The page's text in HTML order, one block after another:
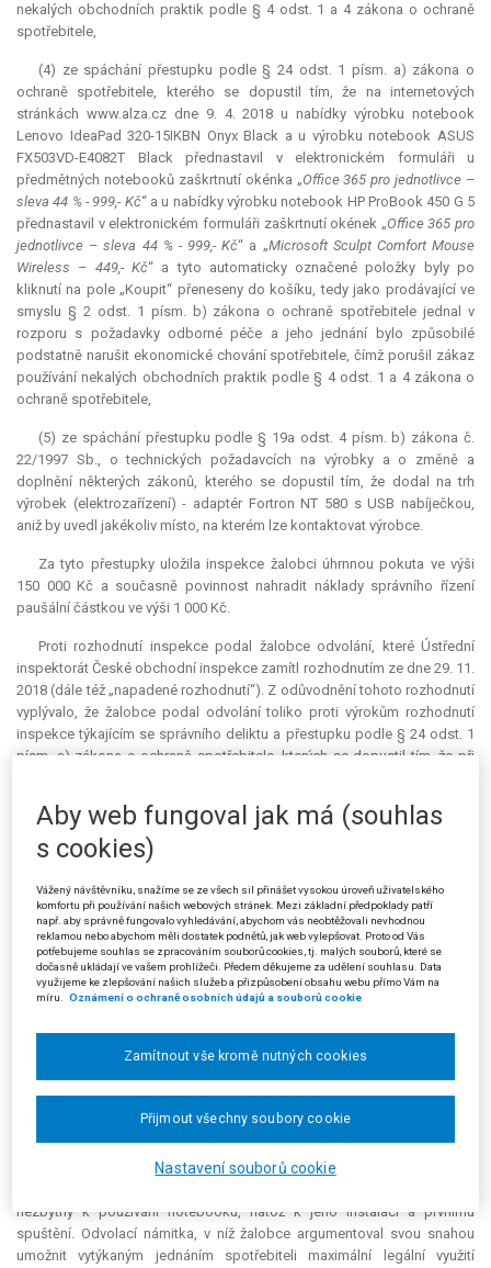
nekalých obchodních praktik podle § 4 odst. 1 a 4 zákona o ochraně
spotřebitele,
(4) ze spáchání přestupku podle § 24 odst. 1 písm. a) zákona o
ochraně spotřebitele, kterého se dopustil tím, že na internetových
stránkách www.alza.cz dne 9. 4. 2018 u nabídky výrobku notebook
Lenovo IdeaPad 320-15IKBN Onyx Black a u výrobku notebook ASUS
FX503VD-E4082T Black přednastavil v elektronickém formuláři u
předmětných notebooků zaškrtnutí okénka „Office 365 pro jednotlivce –
sleva 44 % - 999,- Kč“ a u nabídky výrobku notebook HP ProBook 450 G 5
přednastavil v elektronickém formuláři zaškrtnutí okének „Office 365 pro
jednotlivce – sleva 44 % - 999,- Kč“ a „Microsoft Sculpt Comfort Mouse
Wireless – 449,- Kč“ a tyto automaticky označené položky byly po
kliknutí na pole „Koupit“ přeneseny do košíku, tedy jako prodávající ve
smyslu § 2 odst. 1 písm. b) zákona o ochraně spotřebitele jednal v
rozporu s požadavky odborné péče a jeho jednání bylo způsobilé
podstatně narušit ekonomické chování spotřebitele, čímž porušil zákaz
používání nekalých obchodních praktik podle § 4 odst. 1 a 4 zákona o
ochraně spotřebitele,
(5) ze spáchání přestupku podle § 19a odst. 4 písm. b) zákona č.
22/1997 Sb., o technických požadavcích na výrobky a o změně a
doplnění některých zákonů, kterého se dopustil tím, že dodal na trh
výrobek (elektrozařízení) - adaptér Fortron NT 580 s USB nabíječkou,
aniž by uvedl jakékoliv místo, na kterém lze kontaktovat výrobce.
Za tyto přestupky uložila inspekce žalobci úhrnnou pokuta ve výši
150 000 Kč a současně povinnost nahradit náklady správního řízení
paušální částkou ve výši 1 000 Kč.
Proti rozhodnutí inspekce podal žalobce odvolání, které Ústřední
inspektorát České obchodní inspekce zamítl rozhodnutím ze dne 29. 11.
2018 (dále též „napadené rozhodnutí“). Z odůvodnění tohoto rozhodnutí
vyplývalo, že žalobce podal odvolání toliko proti výrokům rozhodnutí
inspekce týkajícím se správního deliktu a přestupku podle § 24 odst. 1
písm. a) zákona o ochraně spotřebitele, kterých se dopustil tím, že při
stránek www.alza.cz předem zaškrtl i některou z variant produktu
Microsoft Office a v jednom případě počítačovou myš, přičemž po
kliknutí na pole „Koupit“ byly tyto produkty automaticky přeneseny do
košíku spolu s předmětnými notebooky. Takové jednání inspekce
vyhodnotila jako nekalou obchodní praktiku podle § 4 odst. 1 zákona o
ochraně spotřebitele.
Odvolací orgán (žalovaný) shledal rozhodnutí inspekce po všech
stránkách bezvadným. K odvolacím námitkám uvedl, že programy typu
Office sice svým účelem souvisejí s notebooky, rozhodně však nelze říci,
Program Office umožňuje spotřebiteli využívat jednu z mnoha možných
funkcí počítače (psaní textu, vytváření tabulek apod.). Pokud by
spotřebitel potřeboval na svém notebooku využít programy typu Office,
jejich volně dostupnou alternativu od jiných výrobců, a to aniž by
porušoval práva duševního vlastnictví, případně může využít licence k
užívání těchto produktů, které má již zakoupené z dřívějška. Nelze tedy
nezbytný k používání notebooku, natož k jeho instalaci a prvnímu
spuštění. Odvolací námitka, v níž žalobce argumentoval svou snahou
umožnit vytýkaným jednáním spotřebiteli maximální legální využití
Aby web fungoval jak má (souhlas
s cookies)
Vážený návštěvníku, snažíme se ze všech sil přinášet vysokou úroveň uživatelského
komfortu při používání našich webových stránek. Mezi základní předpoklady patří
např. aby správně fungovalo vyhledávání, abychom vás neobtěžovali nevhodnou
reklamou nebo abychom měli dostatek podnětů, jak web vylepšovat. Proto od Vás
potřebujeme souhlas se zpracováním souborů cookies, tj. malých souborů, které se
dočasně ukládají ve vašem prohlížeči. Předem děkujeme za udělení souhlasu. Data
využijeme ke zlepšování našich služeb a přizpůsobení obsahu webu přímo Vám na
míru. Oznámení o ochraně osobních údajů a souborů cookie
Nastavení souborů cookie
Zamítnout vše kromě nutných cookies
Přijmout všechny soubory cookie